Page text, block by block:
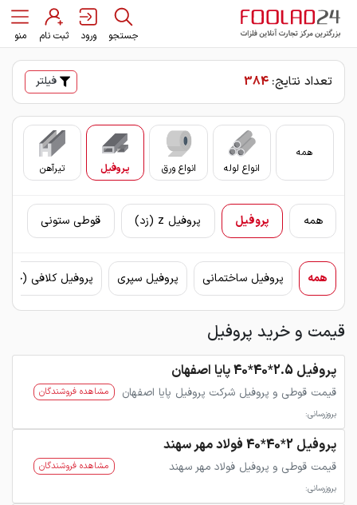
جستجو ورود ثبت نام منو
تعداد نتایج: 384 فیلتر
همه
انواع لوله
انواع ورق پروفیل تیرآهن
همه پروفیل پروفیل z (زد) قوطی ستونی
همه پروفیل ساختمانی پروفیل سپری پروفیل کلافی
قیمت و خرید پروفیل
پروفیل 2.5*40*40 پایا اصفهان
قیمت قوطی و پروفیل شرکت پروفیل پایا اصفهان
بروزرسانی:
مشاهده فروشندگان
پروفیل 2*40*40 فولاد مهر سهند
قیمت قوطی و پروفیل فولاد مهر سهند
بروزرسانی:
مشاهده فروشندگان